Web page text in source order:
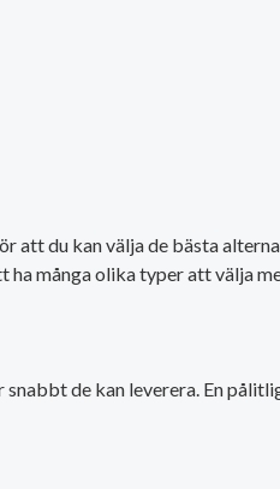
du kan välja de bästa
många olika typer att välja
de kan leverera. En